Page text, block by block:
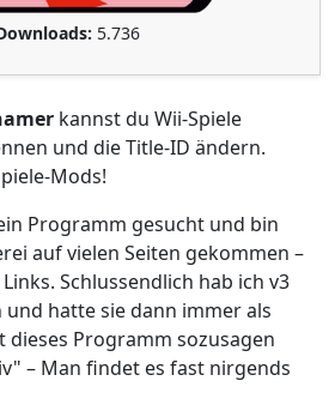
5.736
kannst du Wii-Spiele
und die Title-ID ändern.
Mods!
Programm gesucht und bin
auf vielen Seiten gekommen –
Schlussendlich hab ich v3
hatte sie dann immer als
dieses Programm sozusagen
– Man findet es fast nirgends